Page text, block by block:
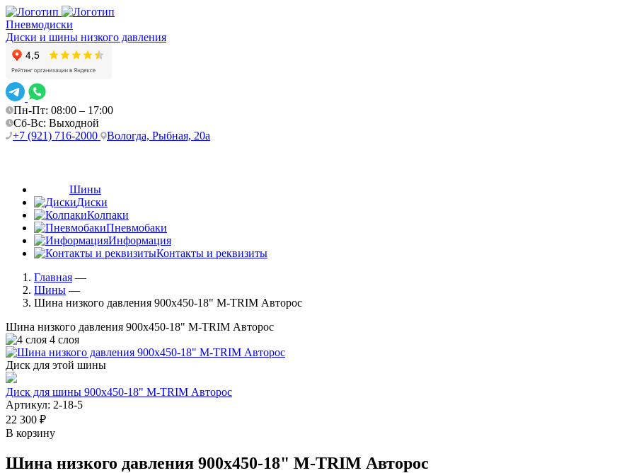
Пневмодиски
Диски и шины низкого давления
Пн-Пт: 08:00 – 17:00
Сб-Вс: Выходной
+7 (921) 716-2000
Вологда, Рыбная, 20а
Шины
Диски
Колпаки
Пневмобаки
Информация
Контакты и реквизиты
Главная —
Шины —
Шина низкого давления 900х450-18" M-TRIM Авторос
Шина низкого давления 900х450-18" M-TRIM Авторос
4 слоя
Диск для этой шины
Диск для шины 900х450-18" M-TRIM Авторос
Артикул: 2-18-5
22 300 ₽
В корзину
Шина низкого давления 900х450-18" M-TRIM Авторос